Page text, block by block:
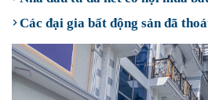
Các đại gia bất động sản đã